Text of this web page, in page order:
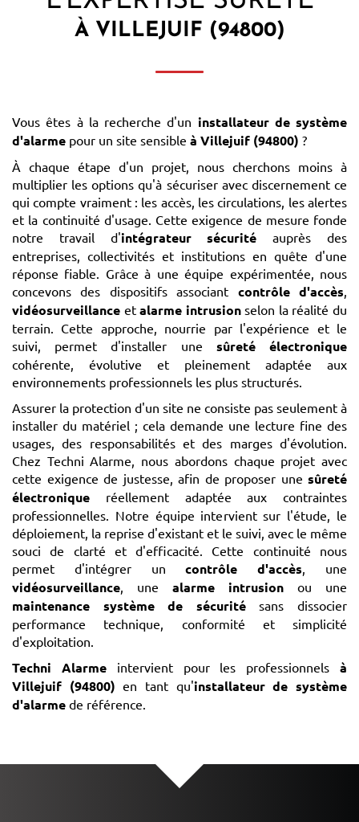
À VILLEJUIF (94800)
Vous êtes à la recherche d'un installateur de système
d'alarme pour un site sensible à Villejuif (94800) ?
À chaque étape d'un projet, nous cherchons moins à
multiplier les options qu'à sécuriser avec discernement ce
qui compte vraiment : les accès, les circulations, les alertes
et la continuité d'usage. Cette exigence de mesure fonde
notre travail d'intégrateur sécurité auprès des
entreprises, collectivités et institutions en quête d'une
réponse fiable. Grâce à une équipe expérimentée, nous
concevons des dispositifs associant contrôle d'accès,
vidéosurveillance etalarme intrusionselon la réalité du
terrain. Cette approche, nourrie par l'expérience et le
suivi, permet d'installer une sûreté électronique
cohérente, évolutive et pleinement adaptée aux
environnements professionnels les plus structurés.
Assurer la protection d'un site ne consiste pas seulement à
installer du matériel ; cela demande une lecture fine des
usages, des responsabilités et des marges d'évolution.
Chez Techni Alarme, nous abordons chaque projet avec
cette exigence de justesse, afin de proposer une sûreté
électronique réellement adaptée aux contraintes
professionnelles. Notre équipe intervient sur l'étude, le
déploiement, la reprise d'existant et le suivi, avec le même
souci de clarté et d'efficacité. Cette continuité nous
permet d'intégrer uncontrôle d'accès, une
vidéosurveillance, une alarme intrusion ou une
maintenance système de sécuritésans dissocier
performance technique, conformité et simplicité
d'exploitation.
Techni Alarmeintervient pour les professionnelsà
Villejuif (94800) en tant qu'installateur de système
d'alarme de référence.